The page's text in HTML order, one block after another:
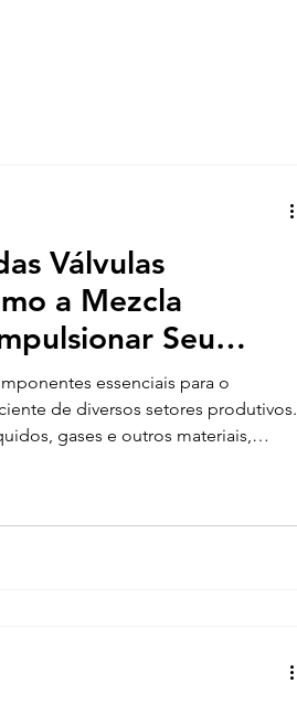
Válvulas
a Mezcla
Seu
essenciais para o
de diversos setores produtivos.
gases e outros materiais,